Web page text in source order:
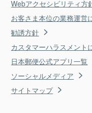
Webアクセシビリティ方
お客さま本位の業務運営
勧誘方針
カスタマーハラスメント
日本郵便公式アプリ一覧
ソーシャルメディア
サイトマップ